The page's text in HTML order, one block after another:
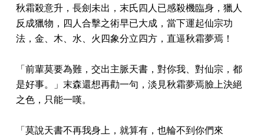
秋霜殺意升，長劍未出，末氏四人已感殺機臨身，獵人
反成獵物，四人合擊之術早已大成，當下運起仙宗功
法，金、木、水、火四象分立四方，直逼秋霜夢焉！
「前輩莫要為難，交出主脈天書，對你我、對仙宗，都
是好事。」末森還想再勸一句，淡見秋霜夢焉臉上決絕
之色，只能一嘆。
「莫說天書不再我身上，就算有，也輪不到你們來